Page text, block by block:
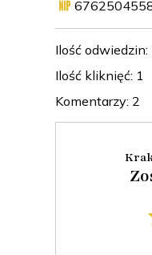
Ilość odwiedzin:
Ilość kliknięć: 1
Komentarzy: 2